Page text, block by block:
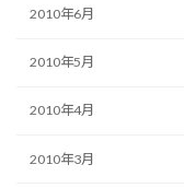
2010年6月
2010年5月
2010年4月
2010年3月